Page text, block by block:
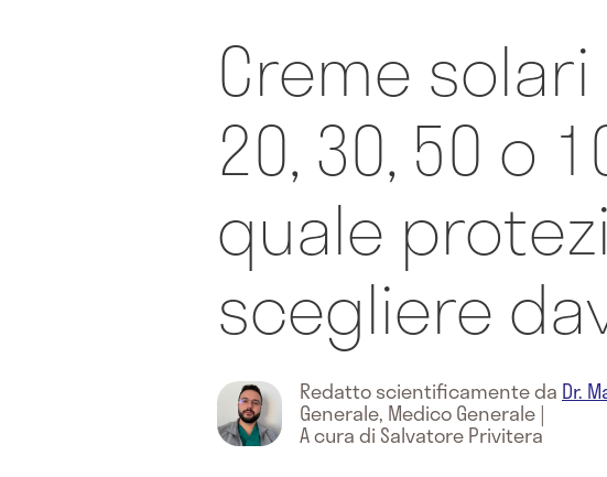
Creme solari
20, 30, 50 o
quale
scegliere
Redatto scientificamente da Dr.
Generale, Medico Generale|
A cura di Salvatore Privitera